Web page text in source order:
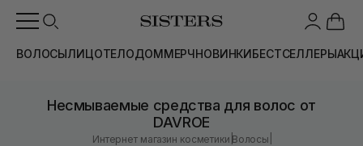
ВОЛОСЫЛИЦОТЕЛОДОММЕРЧНОВИНКИБЕСТСЕЛЛЕРЫ
Несмываемые средства для волос от
DAVROE
Интернет магазин косметики |Волосы